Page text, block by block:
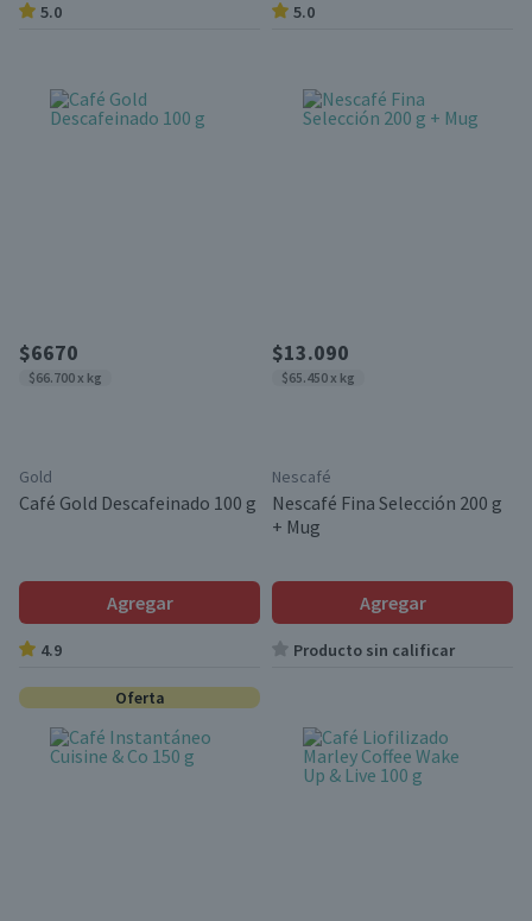
5.0 5.0
$6670
$66.700 x kg
Gold
Café Gold Descafeinado 100 g
Agregar
4.9
$13.090
$65.450 x kg
Nescafé
Nescafé Fina Selección 200 g
+ Mug
Agregar
Producto sin calificar
Oferta